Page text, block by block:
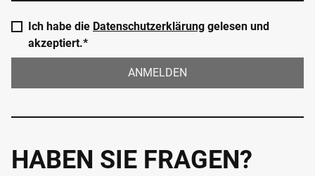
Ich habe die Datenschutzerklärung gelesen und
akzeptiert.*
ANMELDEN
HABEN SIE FRAGEN?